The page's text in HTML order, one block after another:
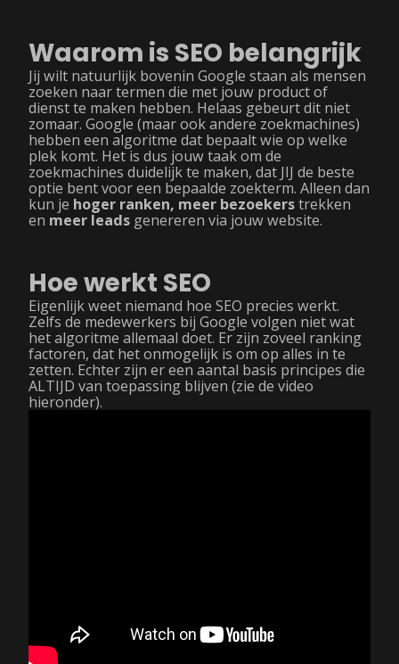
Waarom is SEO belangrijk
Jij wilt natuurlijk bovenin Google staan als mensen
zoeken naar termen die met jouw product of
dienst te maken hebben. Helaas gebeurt dit niet
zomaar. Google (maar ook andere zoekmachines)
hebben een algoritme dat bepaalt wie op welke
plek komt. Het is dus jouw taak om de
zoekmachines duidelijk te maken, dat JIJ de beste
optie bent voor een bepaalde zoekterm. Alleen dan
kun je hoger ranken, meer bezoekerstrekken
en meer leads genereren via jouw website.
Hoe werkt SEO
Eigenlijk weet niemand hoe SEO precies werkt.
Zelfs de medewerkers bij Google volgen niet wat
het algoritme allemaal doet. Er zijn zoveel ranking
factoren, dat het onmogelijk is om op alles in te
zetten. Echter zijn er een aantal basis principes die
ALTIJD van toepassing blijven (zie de video
hieronder).